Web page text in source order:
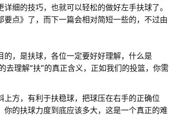
细的技巧，也就可以轻松的做好左手扶球了。
点》了，而下一篇会相对简短一些的，不过由
，是扶球，各位一定要好好理解，什么是
去理解“扶”的真正含义，正如我们的投篮，你需
方，有利于扶稳球，把球压在右手的正确位
的扶球力度到底应该多大，这是一个真正的难